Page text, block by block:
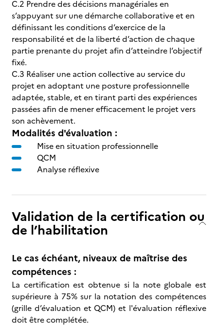
C.2 Prendre des décisions managériales en
s’appuyant sur une démarche collaborative et en
définissant les conditions d’exercice de la
responsabilité et de la liberté d’action de chaque
partie prenante du projet afin d’atteindre l’objectif
fixé.
C.3 Réaliser une action collective au service du
projet en adoptant une posture professionnelle
adaptée, stable, et en tirant parti des expériences
passées afin de mener efficacement le projet vers
son achèvement.
Modalités d'évaluation :
Mise en situation professionnelle
QCM
Analyse réflexive
Validation de la certification ou
de l’habilitation
Le cas échéant, niveaux de maîtrise des
compétences :
La certification est obtenue si la note globale est
supérieure à 75% sur la notation des compétences
(grille d’évaluation et QCM) et l'évaluation réflexive
doit être complétée.